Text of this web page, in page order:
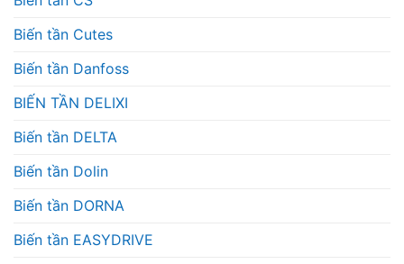
Biến tần Cutes
Biến tần Danfoss
BIẾN TẦN DELIXI
Biến tần DELTA
Biến tần Dolin
Biến tần DORNA
Biến tần EASYDRIVE